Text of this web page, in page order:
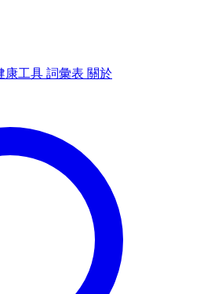
康工具 詞彙表 關於